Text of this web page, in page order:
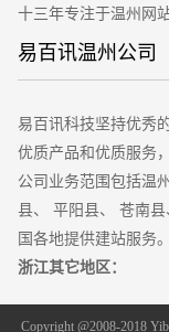
接，还要少实用大幅
作设计上要简单一些
务都需放于最为明显
网页排版与布局上
排版设计过于死板，
信息都堆积于页面上
所以网页界面的版式
四、视觉平衡
网页界面设计时，
此，想达到视觉平衡
十三年专注于温州网
客户的满意是我们唯
易百讯温州公司
易百讯科技坚持优秀
优质产品和优质服务
公司业务范围包括温
县、 平阳县、 苍南
国各地提供建站服务。
浙江其它地区：
Copyright @2008-2018